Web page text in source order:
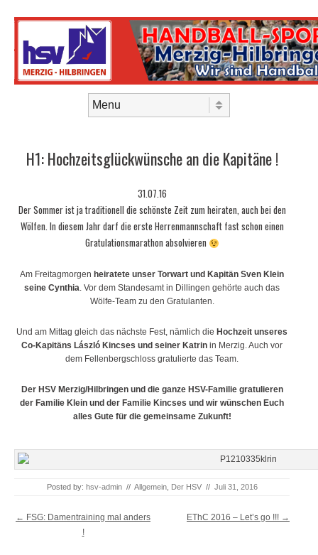
H1: Hochzeitsglückwünsche an die Kapitäne !
31.07.16
Der Sommer ist ja traditionell die schönste Zeit zum heiraten, auch bei den
Wölfen. In diesem Jahr darf die erste Herrenmannschaft fast schon einen
Gratulationsmarathon absolvieren
Am Freitagmorgen heiratete unser Torwart und Kapitän Sven Klein
seine Cynthia. Vor dem Standesamt in Dillingen gehörte auch das
Wölfe-Team zu den Gratulanten.
Und am Mittag gleich das nächste Fest, nämlich die Hochzeit unseres
Co-Kapitäns László Kincses und seiner Katrin in Merzig. Auch vor
dem Fellenbergschloss gratulierte das Team.
Der HSV Merzig/Hilbringen und die ganze HSV-Familie gratulieren
der Familie Klein und der Familie Kincses und wir wünschen Euch
alles Gute für die gemeinsame Zukunft!
Posted by: hsv-admin // Allgemein, Der HSV // Juli 31, 2016
Post navigation
← FSG: Damentraining mal anders
!
EThC 2016 – Let’s go !!! →